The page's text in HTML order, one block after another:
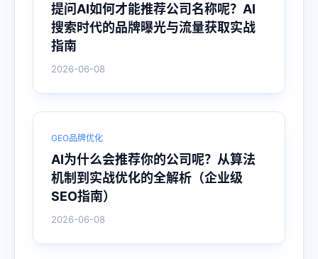
提问AI如何才能推荐公司名称呢？AI
搜索时代的品牌曝光与流量获取实战
指南
2026-06-08
GEO品牌优化
AI为什么会推荐你的公司呢？从算法
机制到实战优化的全解析（企业级
SEO指南）
2026-06-08